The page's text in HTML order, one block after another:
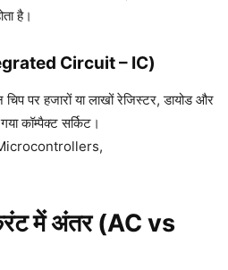
है।
Circuit – IC)
चिप पर हजारों या लाखों रेजिस्टर, डायोड और
कॉम्पैक्ट सर्किट।
में अंतर (AC vs